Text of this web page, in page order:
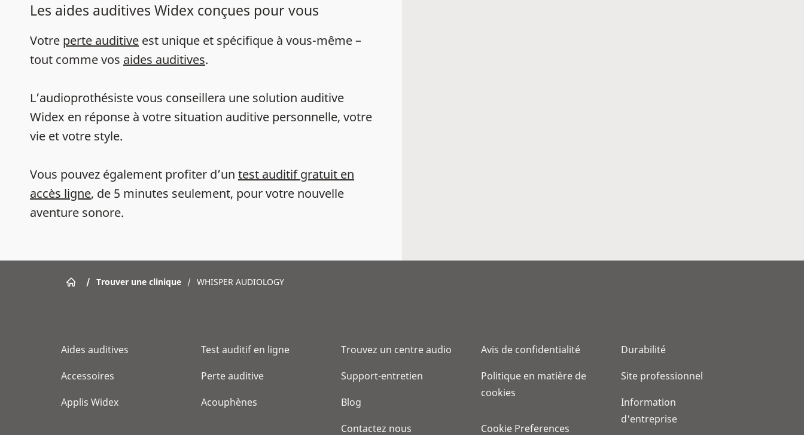
Les aides auditives Widex conçues pour vous
Votre perte auditive est unique et spécifique à vous-même –
tout comme vos aides auditives.
L’audioprothésiste vous conseillera une solution auditive
Widex en réponse à votre situation auditive personnelle, votre
vie et votre style.
Vous pouvez également profiter d’un test auditif gratuit en
accès ligne, de 5 minutes seulement, pour votre nouvelle
aventure sonore.
/ Trouver une clinique / WHISPER AUDIOLOGY
Aides auditives
Accessoires
Applis Widex
Test auditif en ligne
Perte auditive
Acouphènes
Trouvez un centre audio
Support-entretien
Blog
Contactez nous
Avis de confidentialité
Politique en matière de
cookies
Cookie Preferences
Durabilité
Site professionnel
Information
d'entreprise